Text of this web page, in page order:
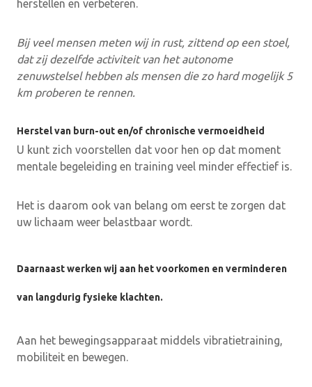
herstellen en verbeteren.
Bij veel mensen meten wij in rust, zittend op een stoel,
dat zij dezelfde activiteit van het autonome
zenuwstelsel hebben als mensen die zo hard mogelijk 5
km proberen te rennen.
Herstel van burn-out en/of chronische vermoeidheid
U kunt zich voorstellen dat voor hen op dat moment
mentale begeleiding en training veel minder effectief is.
Het is daarom ook van belang om eerst te zorgen dat
uw lichaam weer belastbaar wordt.
Daarnaast werken wij aan het voorkomen en verminderen
van langdurig fysieke klachten.
Aan het bewegingsapparaat middels vibratietraining,
mobiliteit en bewegen.